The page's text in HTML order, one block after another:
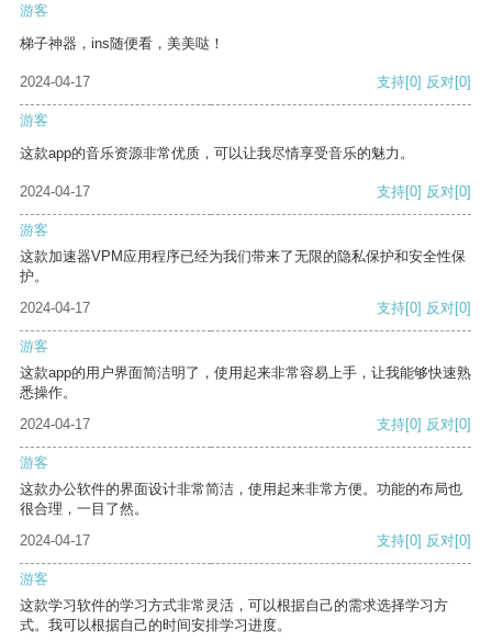
游客
梯子神器，ins随便看，美美哒！
2024-04-17 支持[0] 反对[0]
游客
这款app的音乐资源非常优质，可以让我尽情享受音乐的魅力。
2024-04-17 支持[0] 反对[0]
游客
这款加速器VPM应用程序已经为我们带来了无限的隐私保护和安全性保
护。
2024-04-17
支持[0] 反对[0]
游客
这款app的用户界面简洁明了，使用起来非常容易上手，让我能够快速熟
悉操作。
2024-04-17
支持[0] 反对[0]
游客
这款办公软件的界面设计非常简洁，使用起来非常方便。功能的布局也
很合理，一目了然。
2024-04-17
支持[0] 反对[0]
游客
这款学习软件的学习方式非常灵活，可以根据自己的需求选择学习方
式。我可以根据自己的时间安排学习进度。